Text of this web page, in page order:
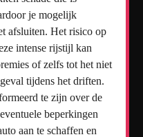
je mogelijk
afsluiten. Het risico op
intense rijstijl kan
of zelfs tot het niet
tijdens het driften.
te zijn over de
beperkingen
aan te schaffen en